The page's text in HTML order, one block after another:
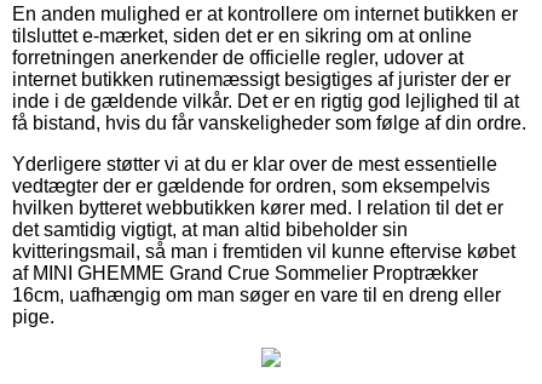
En anden mulighed er at kontrollere om internet butikken er
tilsluttet e-mærket, siden det er en sikring om at online
forretningen anerkender de officielle regler, udover at
internet butikken rutinemæssigt besigtiges af jurister der er
inde i de gældende vilkår. Det er en rigtig god lejlighed til at
få bistand, hvis du får vanskeligheder som følge af din ordre.
Yderligere støtter vi at du er klar over de mest essentielle
vedtægter der er gældende for ordren, som eksempelvis
hvilken bytteret webbutikken kører med. I relation til det er
det samtidig vigtigt, at man altid bibeholder sin
kvitteringsmail, så man i fremtiden vil kunne eftervise købet
af MINI GHEMME Grand Crue Sommelier Proptrækker
16cm, uafhængig om man søger en vare til en dreng eller
pige.